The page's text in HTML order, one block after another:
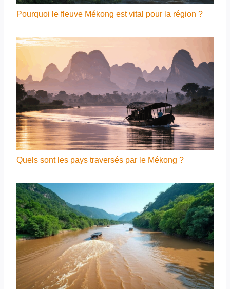
Pourquoi le fleuve Mékong est vital pour la région ?
Quels sont les pays traversés par le Mékong ?